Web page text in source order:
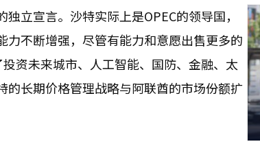
立宣言。沙特实际上是OPEC的领导国，
不断增强，尽管有能力和意愿出售更多的
资未来城市、人工智能、国防、金融、太
长期价格管理战略与阿联酋的市场份额扩